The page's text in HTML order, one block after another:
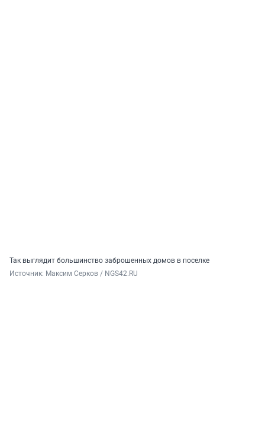
Так выглядит большинство заброшенных домов в поселке
Источник: Максим Серков / NGS42.RU